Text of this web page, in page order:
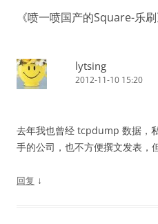
《喷一喷国产的Square-乐刷
lytsing
2012-11-10 15:20
去年我也曾经 tcpdump 数据，
手的公司，也不方便撰文发表，
回复 ↓